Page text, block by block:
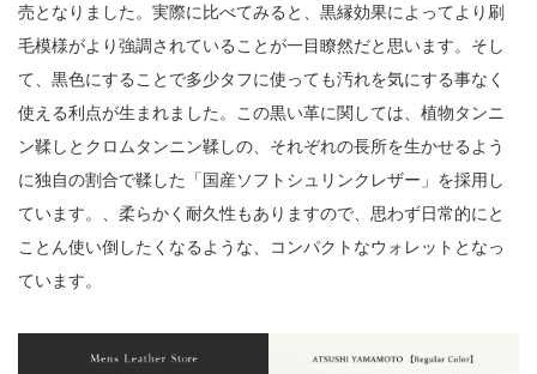
売となりました。実際に比べてみると、黒縁効果によってより刷
毛模様がより強調されていることが一目瞭然だと思います。そし
て、黒色にすることで多少タフに使っても汚れを気にする事なく
使える利点が生まれました。この黒い革に関しては、植物タンニ
ン鞣しとクロムタンニン鞣しの、それぞれの長所を生かせるよう
に独自の割合で鞣した「国産ソフトシュリンクレザー」を採用し
ています。、柔らかく耐久性もありますので、思わず日常的にと
ことん使い倒したくなるような、コンパクトなウォレットとなっ
ています。